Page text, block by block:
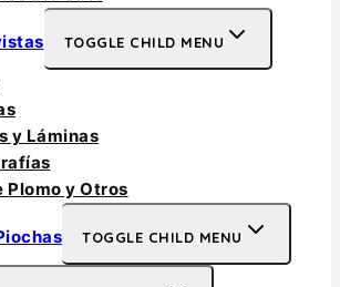
TOGGLE CHILD MENU
y Láminas
Plomo y Otros
TOGGLE CHILD MENU